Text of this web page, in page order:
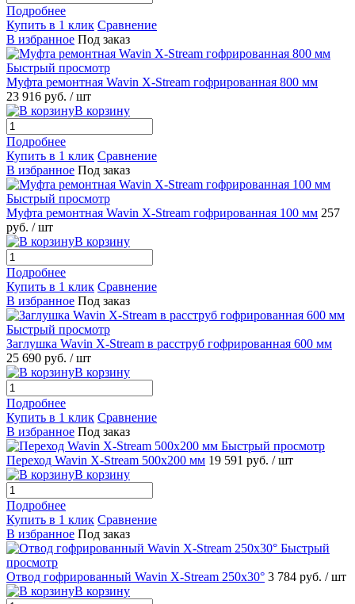
Подробнее
Купить в 1 клик Сравнение
В избранное Под заказ
Быстрый просмотр
Муфта ремонтная Wavin X-Stream гофрированная 800 мм
23 916 руб. / шт
В корзину
Подробнее
Купить в 1 клик Сравнение
В избранное Под заказ
Быстрый просмотр
Муфта ремонтная Wavin X-Stream гофрированная 100 мм 257
руб. / шт
В корзину
Подробнее
Купить в 1 клик Сравнение
В избранное Под заказ
Быстрый просмотр
Заглушка Wavin X-Stream в расструб гофрированная 600 мм
25 690 руб. / шт
В корзину
Подробнее
Купить в 1 клик Сравнение
В избранное Под заказ
Быстрый просмотр
Переход Wavin X-Stream 500х200 мм 19 591 руб. / шт
В корзину
Подробнее
Купить в 1 клик Сравнение
В избранное Под заказ
Быстрый
просмотр
Отвод гофрированный Wavin X-Stream 250х30° 3 784 руб. / шт
В корзину